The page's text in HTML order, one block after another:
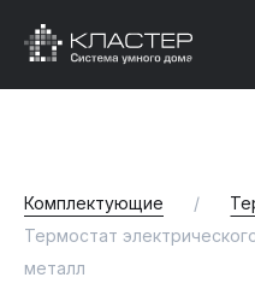
Комплектующие /
Термостат
металл